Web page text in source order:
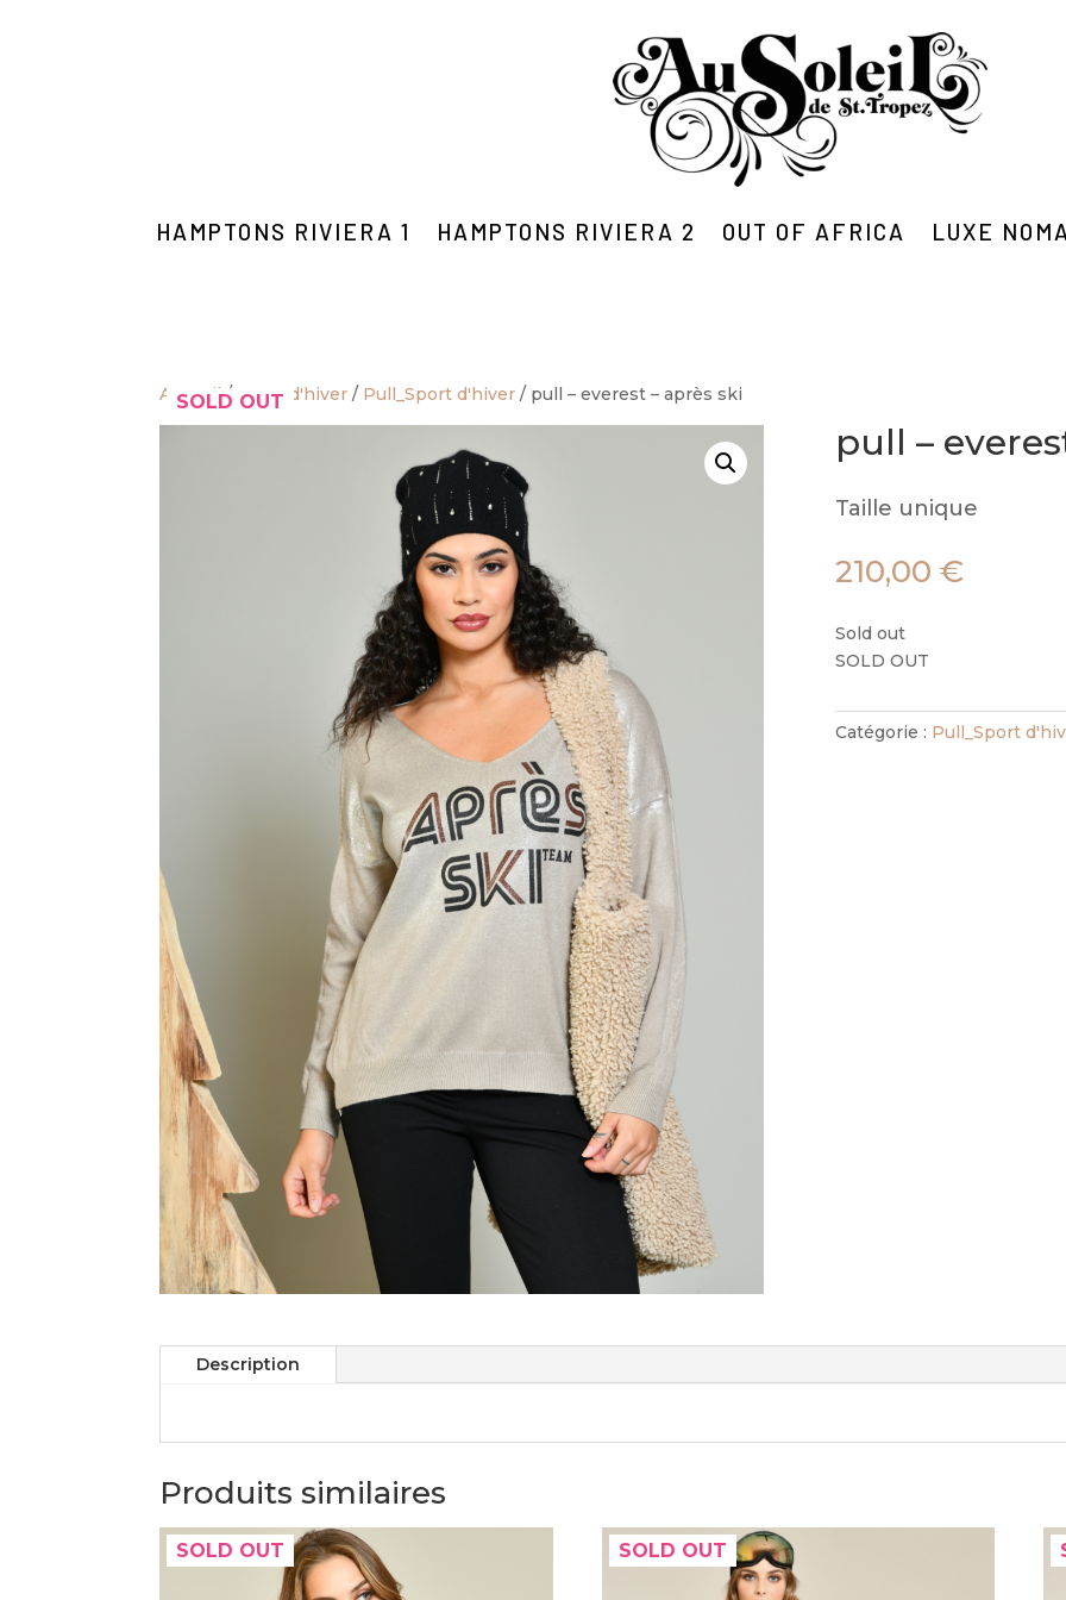
HAMPTONS RIVIERA 1 HAMPTONS RIVIERA 2 OUT OF AFRICA LUXE
SOLD OUT
Accueil/ Sport d'hiver / Pull_Sport d'hiver / pull – everest – après ski
pull –
Taille unique
210,00 €
Sold out
SOLD OUT
Catégorie : Pull_Sport
Description
Produits similaires
SOLD OUT SOLD OUT